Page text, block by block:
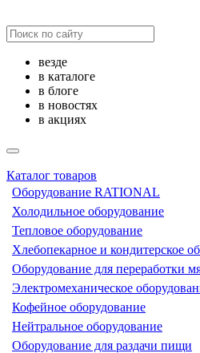
везде
в каталоге
в блоге
в новостях
в акциях
Каталог товаров
Оборудование RATIONAL
Холодильное оборудование
Тепловое оборудование
Хлебопекарное и кондитерское
Оборудование для переработки
Электромеханическое
Кофейное оборудование
Нейтральное оборудование
Оборудование для раздачи пищи